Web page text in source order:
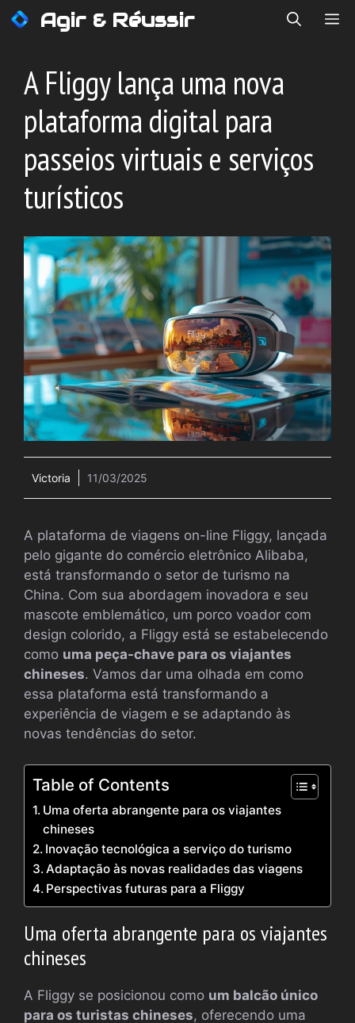
Saltar
para
conteúdo
Agir & Réussir
A Fliggy lança uma nova
plataforma digital para
passeios virtuais e serviços
turísticos
Victoria 11/03/2025
A plataforma de viagens on-line Fliggy, lançada
pelo gigante do comércio eletrônico Alibaba,
está transformando o setor de turismo na
China. Com sua abordagem inovadora e seu
mascote emblemático, um porco voador com
design colorido, a Fliggy está se estabelecendo
como uma peça-chave para os viajantes
chineses. Vamos dar uma olhada em como
essa plataforma está transformando a
experiência de viagem e se adaptando às
novas tendências do setor.
Table of Contents
Uma oferta abrangente para os viajantes
chineses
Inovação tecnológica a serviço do turismo
Adaptação às novas realidades das viagens
Perspectivas futuras para a Fliggy
Uma oferta abrangente para os viajantes
chineses
A Fliggy se posicionou como um balcão único
para os turistas chineses, oferecendo uma